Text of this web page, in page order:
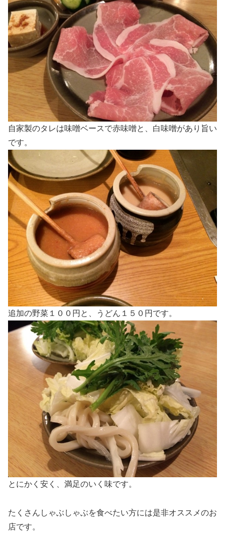
自家製のタレは味噌ベースで赤味噌と、白味噌があり旨い
です。
追加の野菜１００円と、うどん１５０円です。
とにかく安く、満足のいく味です。
たくさんしゃぶしゃぶを食べたい方には是非オススメのお
店です。